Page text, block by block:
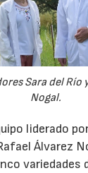
Sara del Río
Nogal.
liderado
Álvarez
variedades